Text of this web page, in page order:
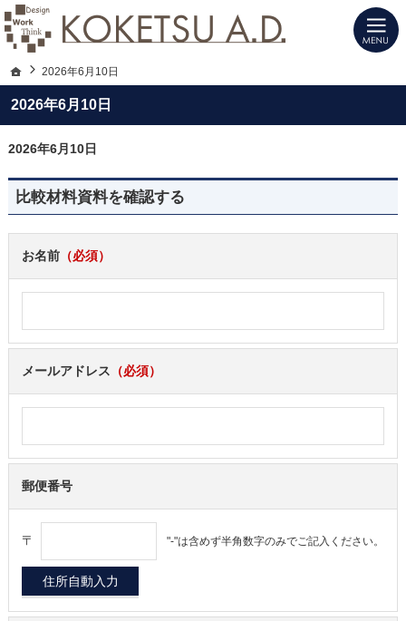
2026年6月10日
建築士と建てる高性能デザイン注文住宅（愛知・名古屋）の新築は当社へお任せく
注文住宅（愛知・名古屋）の設計施工ならKOKETSU A.D.にお任せ
2026年6月10日
比較材料資料を確認する
お名前（必須）
メールアドレス （必須）
郵便番号
〒 "-"は含めず半角数字のみでご記入ください。
ホーム
2026年6月10日